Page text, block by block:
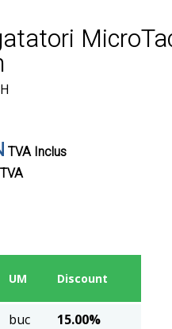
TVA Inclus
UM Discount
buc 15.00%